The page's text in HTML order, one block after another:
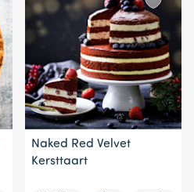
Naked Red Velvet
Kersttaart